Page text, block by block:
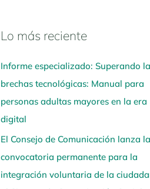
Lo más reciente
Informe especializado: Superando
brechas tecnológicas: Manual para
personas adultas mayores en la era
digital
El Consejo de Comunicación lanza la
convocatoria permanente para la
integración voluntaria de la
N
v
e
g
a
a
q
u